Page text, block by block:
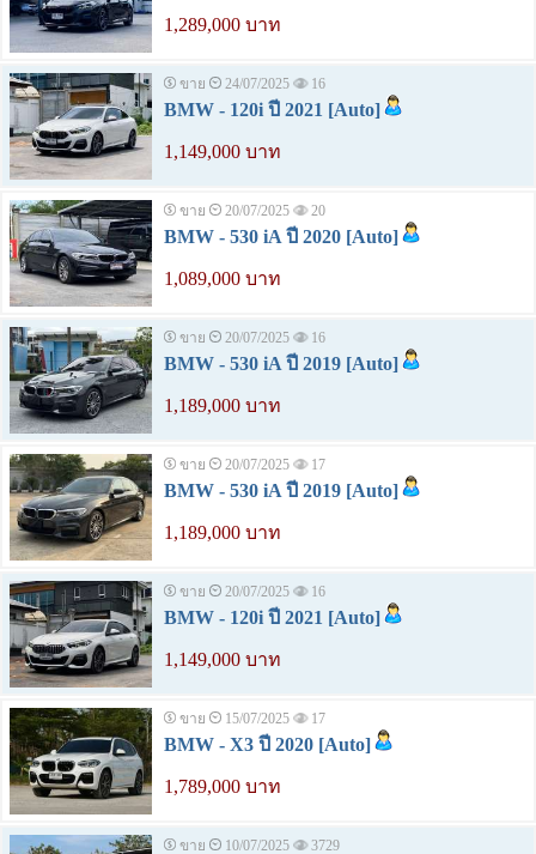
1,289,000 บาท
ขาย 24/07/2025 16
BMW - 120i ปี 2021 [Auto]
1,149,000 บาท
ขาย 20/07/2025 20
BMW - 530 iA ปี 2020 [Auto]
1,089,000 บาท
ขาย 20/07/2025 16
BMW - 530 iA ปี 2019 [Auto]
1,189,000 บาท
ขาย 20/07/2025 17
BMW - 530 iA ปี 2019 [Auto]
1,189,000 บาท
ขาย 20/07/2025 16
BMW - 120i ปี 2021 [Auto]
1,149,000 บาท
ขาย 15/07/2025 17
BMW - X3 ปี 2020 [Auto]
1,789,000 บาท
ขาย 10/07/2025 3729